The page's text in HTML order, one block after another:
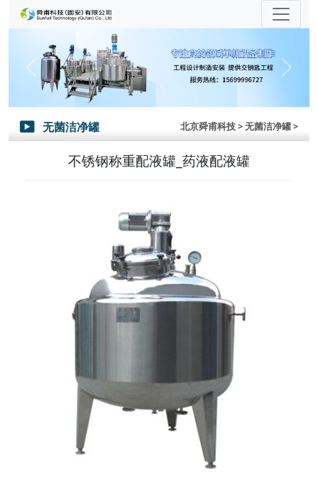
Previous Next
 无菌洁净罐 北京舜甫科技> 无菌洁净罐 >
不锈钢称重配液罐_药液配液罐